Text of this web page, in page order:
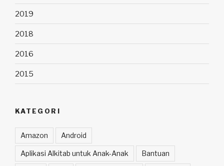
2019
2018
2016
2015
KATEGORI
Amazon Android
Aplikasi Alkitab untuk Anak-Anak Bantuan